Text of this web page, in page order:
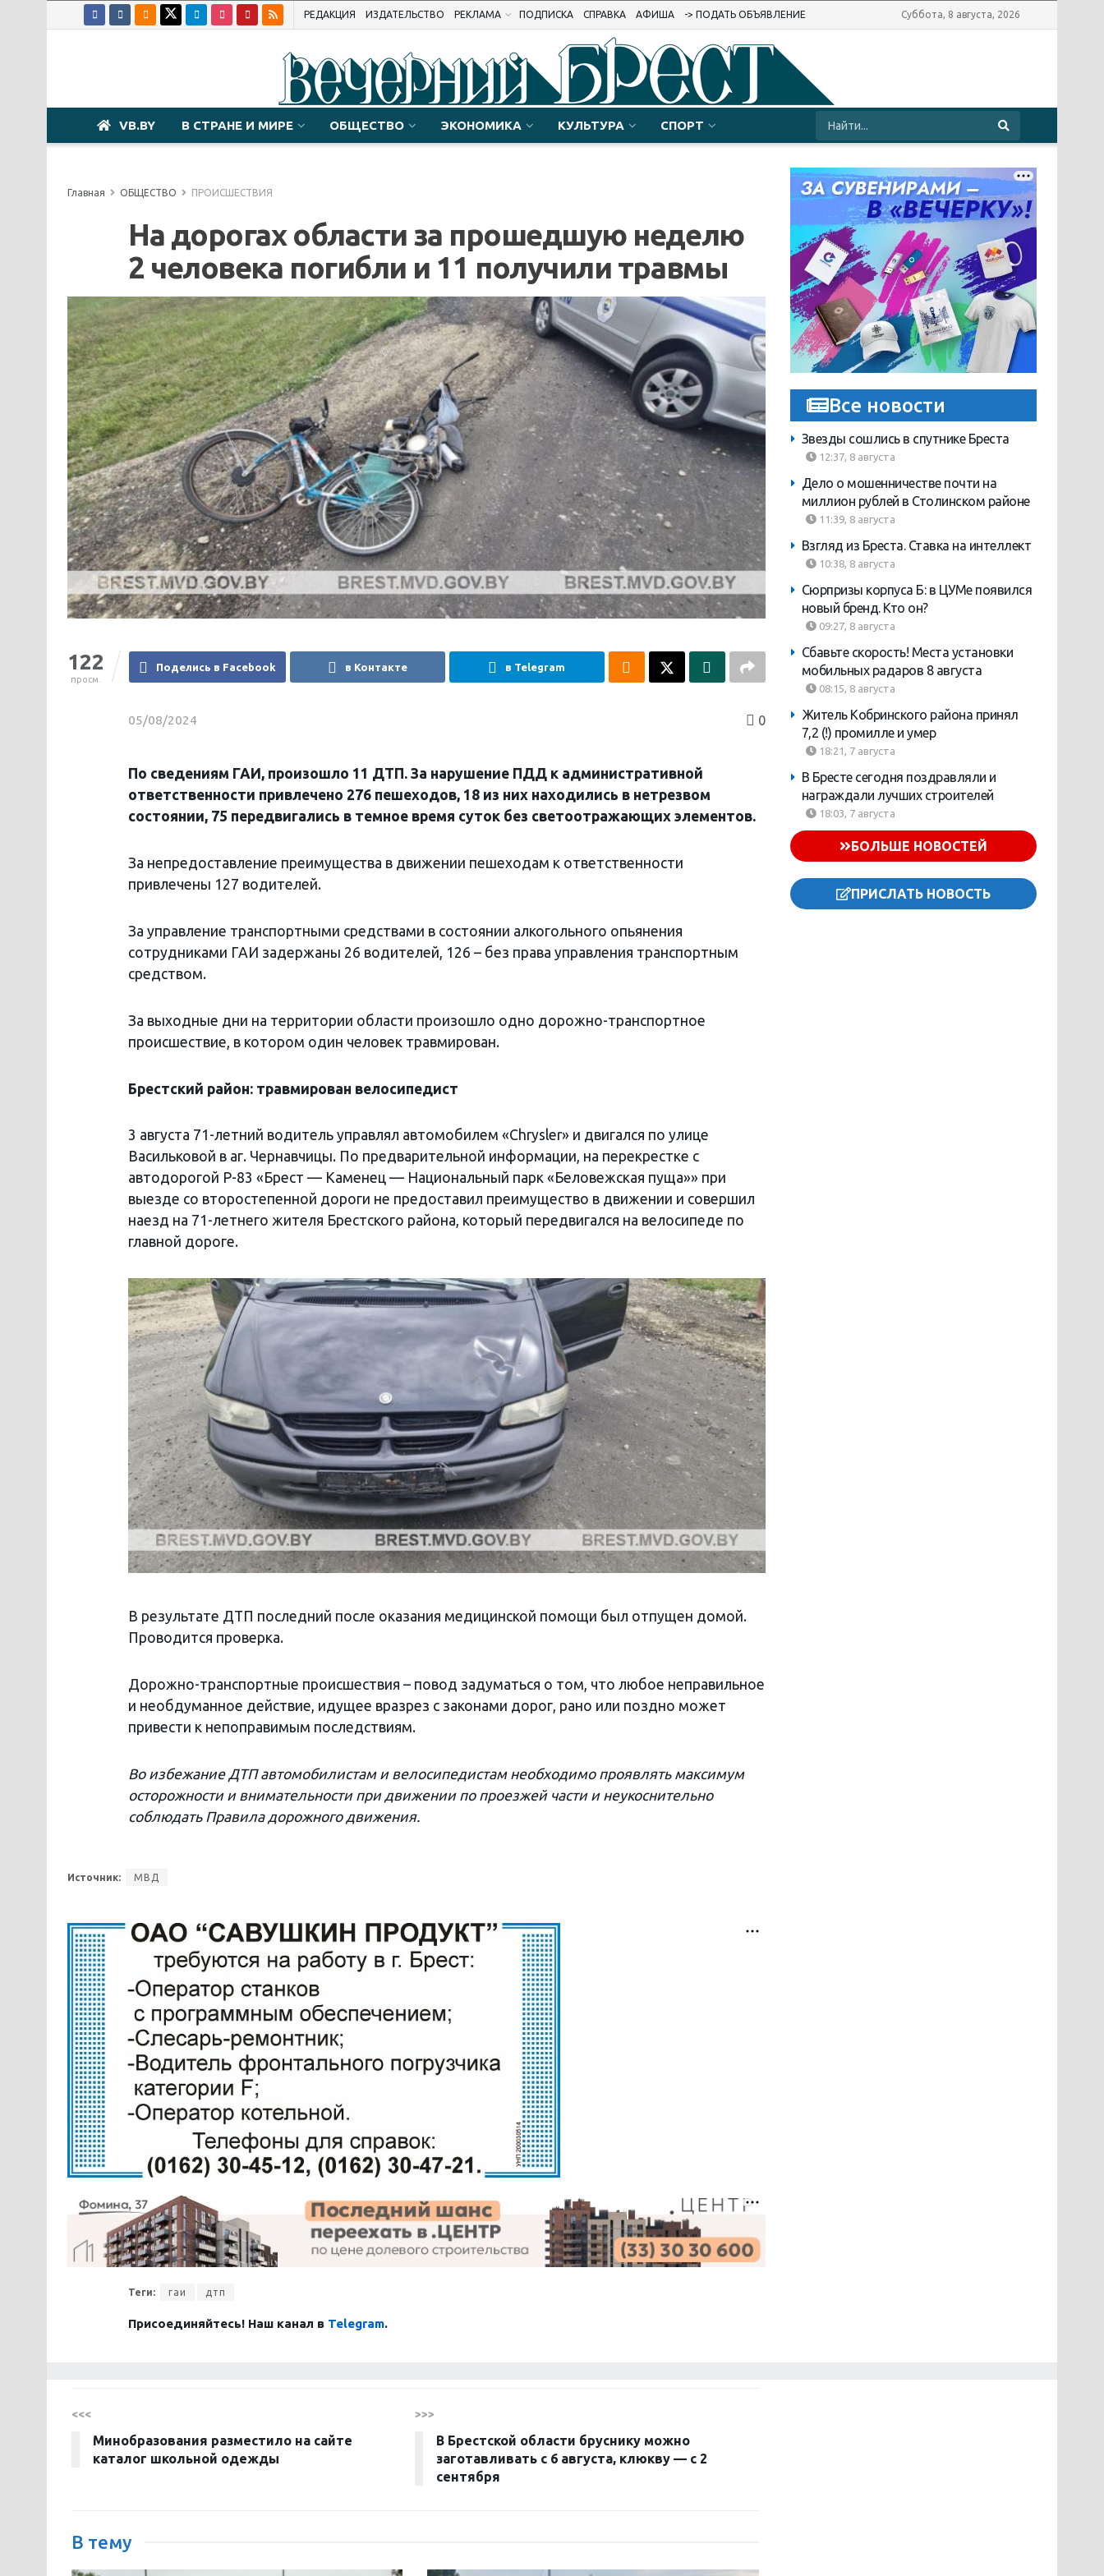
РЕДАКЦИЯ ИЗДАТЕЛЬСТВО РЕКЛАМА ПОДПИСКА СПРАВКА АФИША -> ПОДАТЬ ОБЪЯВЛЕНИЕ Суббота, 8 августа, 2026
VB.BY В СТРАНЕ И МИРЕ ОБЩЕСТВО ЭКОНОМИКА КУЛЬТУРА СПОРТ
Главная ОБЩЕСТВО ПРОИСШЕСТВИЯ
На дорогах области за прошедшую неделю
2 человека погибли и 11 получили травмы
122
просм.
Поделись в Facebook в Контакте в Telegram
05/08/2024 0
По сведениям ГАИ, произошло 11 ДТП. За нарушение ПДД к административной
ответственности привлечено 276 пешеходов, 18 из них находились в нетрезвом
состоянии, 75 передвигались в темное время суток без светоотражающих элементов.
За непредоставление преимущества в движении пешеходам к ответственности
привлечены 127 водителей.
За управление транспортными средствами в состоянии алкогольного опьянения
сотрудниками ГАИ задержаны 26 водителей, 126 – без права управления транспортным
средством.
За выходные дни на территории области произошло одно дорожно-транспортное
происшествие, в котором один человек травмирован.
Брестский район: травмирован велосипедист
3 августа 71-летний водитель управлял автомобилем «Chrysler» и двигался по улице
Васильковой в аг. Чернавчицы. По предварительной информации, на перекрестке с
автодорогой Р-83 «Брест — Каменец — Национальный парк «Беловежская пуща»» при
выезде со второстепенной дороги не предоставил преимущество в движении и совершил
наезд на 71-летнего жителя Брестского района, который передвигался на велосипеде по
главной дороге.
В результате ДТП последний после оказания медицинской помощи был отпущен домой.
Проводится проверка.
Дорожно-транспортные происшествия – повод задуматься о том, что любое неправильное
и необдуманное действие, идущее вразрез с законами дорог, рано или поздно может
привести к непоправимым последствиям.
Во избежание ДТП автомобилистам и велосипедистам необходимо проявлять максимум
осторожности и внимательности при движении по проезжей части и неукоснительно
соблюдать Правила дорожного движения.
Источник: МВД
Теги: гаи дтп
Присоединяйтесь! Наш канал в Telegram.
Все новости
Звезды сошлись в спутнике Бреста
12:37, 8 августа
Дело о мошенничестве почти на
миллион рублей в Столинском районе
11:39, 8 августа
Взгляд из Бреста. Ставка на интеллект
10:38, 8 августа
Сюрпризы корпуса Б: в ЦУМе появился
новый бренд. Кто он?
09:27, 8 августа
Сбавьте скорость! Места установки
мобильных радаров 8 августа
08:15, 8 августа
Житель Кобринского района принял
7,2 (!) промилле и умер
18:21, 7 августа
В Бресте сегодня поздравляли и
награждали лучших строителей
18:03, 7 августа
БОЛЬШЕ НОВОСТЕЙ
ПРИСЛАТЬ НОВОСТЬ
<<<
Минобразования разместило на сайте
каталог школьной одежды
>>>
В Брестской области бруснику можно
заготавливать с 6 августа, клюкву — с 2
сентября
В тему